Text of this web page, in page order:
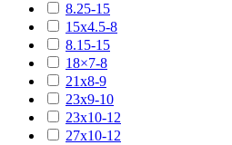
8.25-15
15х4.5-8
8.15-15
18×7-8
21х8-9
23х9-10
23х10-12
27х10-12